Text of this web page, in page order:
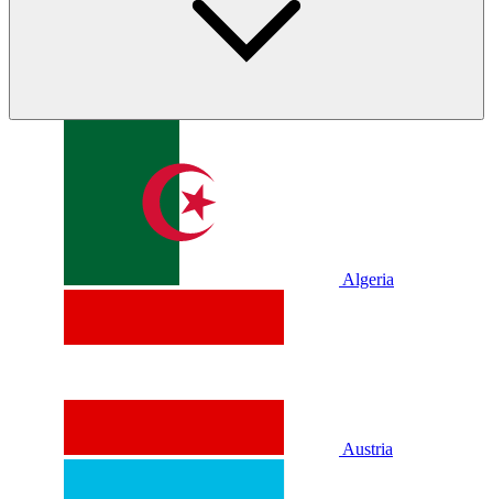
Algeria
Austria